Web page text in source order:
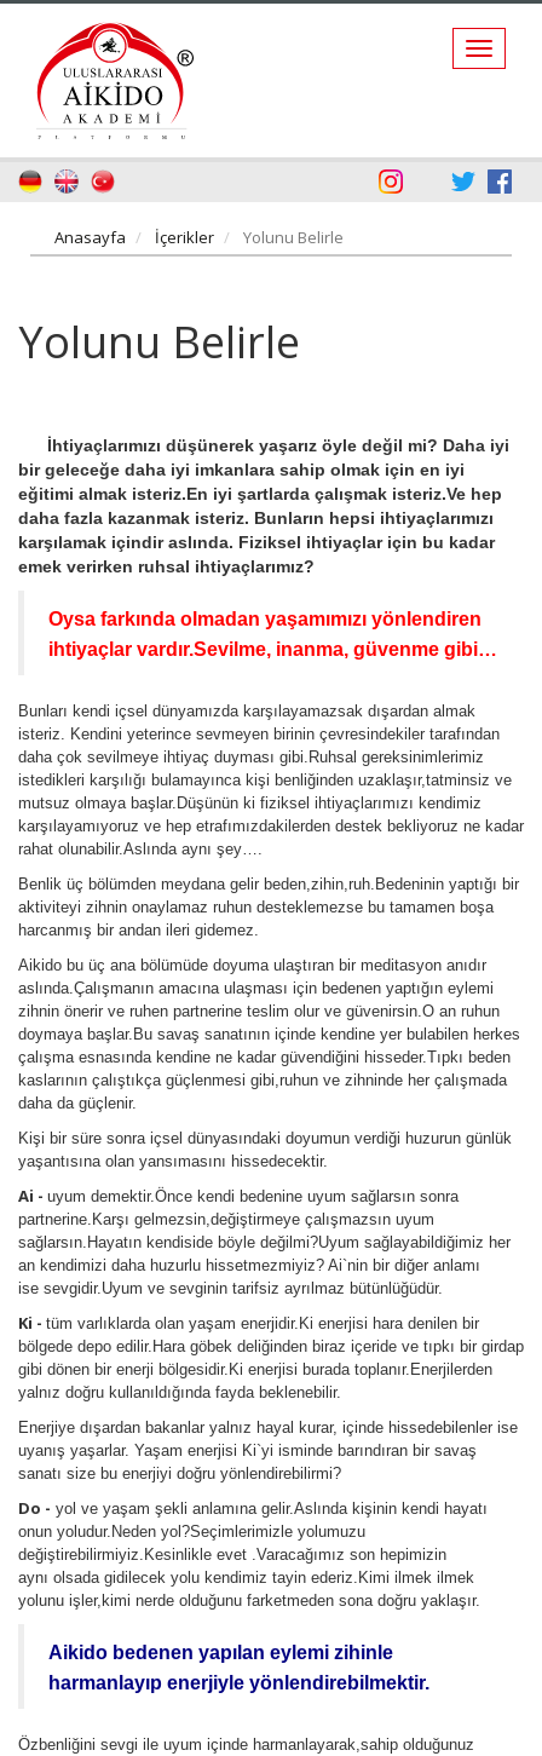
Anasayfa İçerikler Yolunu Belirle
Yolunu Belirle
İhtiyaçlarımızı düşünerek yaşarız öyle değil mi? Daha iyi
bir geleceğe daha iyi imkanlara sahip olmak için en iyi
eğitimi almak isteriz.En iyi şartlarda çalışmak isteriz.Ve hep
daha fazla kazanmak isteriz. Bunların hepsi ihtiyaçlarımızı
karşılamak içindir aslında. Fiziksel ihtiyaçlar için bu kadar
emek verirken ruhsal ihtiyaçlarımız?
Oysa farkında olmadan yaşamımızı yönlendiren
ihtiyaçlar vardır.Sevilme, inanma, güvenme gibi…
Bunları kendi içsel dünyamızda karşılayamazsak dışardan almak
isteriz. Kendini yeterince sevmeyen birinin çevresindekiler tarafından
daha çok sevilmeye ihtiyaç duyması gibi.Ruhsal gereksinimlerimiz
istedikleri karşılığı bulamayınca kişi benliğinden uzaklaşır,tatminsiz ve
mutsuz olmaya başlar.Düşünün ki fiziksel ihtiyaçlarımızı kendimiz
karşılayamıyoruz ve hep etrafımızdakilerden destek bekliyoruz ne kadar
rahat olunabilir.Aslında aynı şey….
Benlik üç bölümden meydana gelir beden,zihin,ruh.Bedeninin yaptığı bir
aktiviteyi zihnin onaylamaz ruhun desteklemezse bu tamamen boşa
harcanmış bir andan ileri gidemez.
Aikido bu üç ana bölümüde doyuma ulaştıran bir meditasyon anıdır
aslında.Çalışmanın amacına ulaşması için bedenen yaptığın eylemi
zihnin önerir ve ruhen partnerine teslim olur ve güvenirsin.O an ruhun
doymaya başlar.Bu savaş sanatının içinde kendine yer bulabilen herkes
çalışma esnasında kendine ne kadar güvendiğini hisseder.Tıpkı beden
kaslarının çalıştıkça güçlenmesi gibi,ruhun ve zihninde her çalışmada
daha da güçlenir.
Kişi bir süre sonra içsel dünyasındaki doyumun verdiği huzurun günlük
yaşantısına olan yansımasını hissedecektir.
Ai - uyum demektir.Önce kendi bedenine uyum sağlarsın sonra
partnerine.Karşı gelmezsin,değiştirmeye çalışmazsın uyum
sağlarsın.Hayatın kendiside böyle değilmi?Uyum sağlayabildiğimiz her
an kendimizi daha huzurlu hissetmezmiyiz? Ai`nin bir diğer anlamı
ise sevgidir.Uyum ve sevginin tarifsiz ayrılmaz bütünlüğüdür.
Ki - tüm varlıklarda olan yaşam enerjidir.Ki enerjisi hara denilen bir
bölgede depo edilir.Hara göbek deliğinden biraz içeride ve tıpkı bir girdap
gibi dönen bir enerji bölgesidir.Ki enerjisi burada toplanır.Enerjilerden
yalnız doğru kullanıldığında fayda beklenebilir.
Enerjiye dışardan bakanlar yalnız hayal kurar, içinde hissedebilenler ise
uyanış yaşarlar. Yaşam enerjisi Ki`yi isminde barındıran bir savaş
sanatı size bu enerjiyi doğru yönlendirebilirmi?
Do - yol ve yaşam şekli anlamına gelir.Aslında kişinin kendi hayatı
onun yoludur.Neden yol?Seçimlerimizle yolumuzu
değiştirebilirmiyiz.Kesinlikle evet .Varacağımız son hepimizin
aynı olsada gidilecek yolu kendimiz tayin ederiz.Kimi ilmek ilmek
yolunu işler,kimi nerde olduğunu farketmeden sona doğru yaklaşır.
Aikido bedenen yapılan eylemi zihinle
harmanlayıp enerjiyle yönlendirebilmektir.
Özbenliğini sevgi ile uyum içinde harmanlayarak,sahip olduğunuz